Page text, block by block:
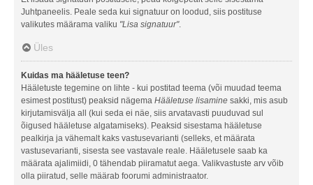
Juhtpaneelis. Peale seda kui signatuur on loodud, siis postituse
valikutes määrama valiku "Lisa signatuur".
Üles
Kuidas ma hääletuse teen?
Hääletuste tegemine on lihte - kui postitad teema (või muudad teema
esimest postitust) peaksid nägema Hääletuse lisamine sakki, mis asub
kirjutamisvälja all (kui seda ei näe, siis arvatavasti puuduvad sul
õigused hääletuse algatamiseks). Peaksid sisestama hääletuse
pealkirja ja vähemalt kaks vastusevarianti (selleks, et määrata
vastusevarianti, sisesta see vastavale reale. Hääletusele saab ka
määrata ajalimiidi, 0 tähendab piiramatut aega. Valikvastuste arv võib
olla piiratud, selle määrab foorumi administraator.